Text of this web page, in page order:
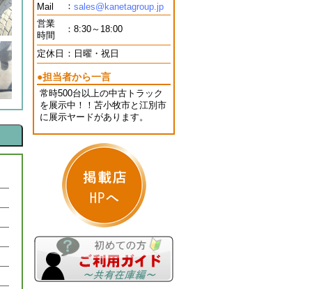
Mail
： sales@kanetagroup.jp
営業
時間
： 8:30～18:00
定休日 ： 日曜・祝日
●担当者から一言
常時500台以上の中古トラック
を展示中！！苫小牧市と江別市
に展示ヤードがあります。